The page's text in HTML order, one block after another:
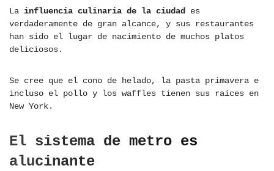
La influencia culinaria de la ciudad es
verdaderamente de gran alcance, y sus restaurantes
han sido el lugar de nacimiento de muchos platos
deliciosos.
Se cree que el cono de helado, la pasta primavera e
incluso el pollo y los waffles tienen sus raíces en
New York.
El sistema de metro es
alucinante